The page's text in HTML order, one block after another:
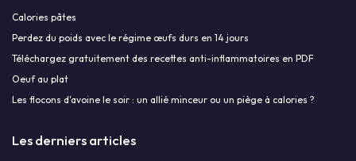
Calories pâtes
Perdez du poids avec le régime œufs durs en 14 jours
Téléchargez gratuitement des recettes anti-inflammatoires en PDF
Oeuf au plat
Les flocons d'avoine le soir : un allié minceur ou un piège à calories ?
Les derniers articles